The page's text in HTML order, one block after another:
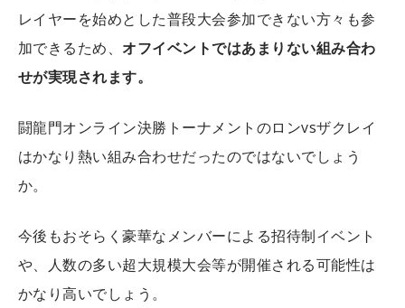
レイヤーを始めとした普段大会参加できない方々も参
加できるため、 オフイベントではあまりない組み合わ
せが実現されます。
闘龍門オンライン決勝トーナメントのロンvsザクレイ
はかなり熱い組み合わせだったのではないでしょう
か。
今後もおそらく豪華なメンバーによる招待制イベント
や、人数の多い超大規模大会等が開催される可能性は
かなり高いでしょう。